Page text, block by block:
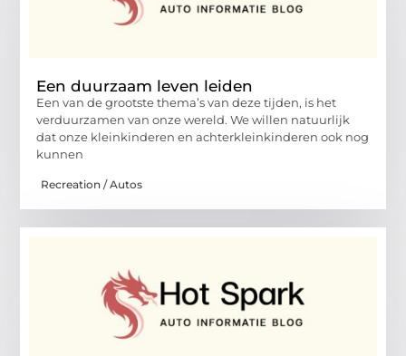
Een duurzaam leven leiden
Een van de grootste thema’s van deze tijden, is het
verduurzamen van onze wereld. We willen natuurlijk
dat onze kleinkinderen en achterkleinkinderen ook nog
kunnen
Recreation / Autos